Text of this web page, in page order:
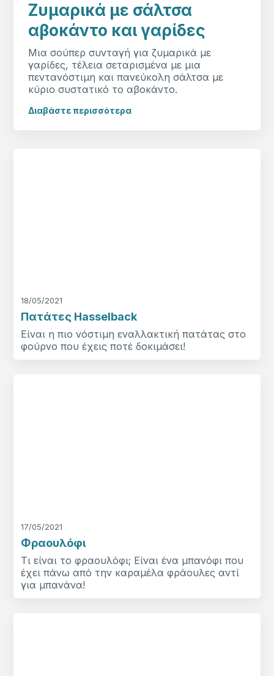
Ζυμαρικά με σάλτσα
αβοκάντο και γαρίδες
Μια σούπερ συνταγή για ζυμαρικά με
γαρίδες, τέλεια σεταρισμένα με μια
πεντανόστιμη και πανεύκολη σάλτσα με
κύριο συστατικό το αβοκάντο.
Διαβάστε περισσότερα
18/05/2021
Πατάτες Hasselback
Είναι η πιο νόστιμη εναλλακτική πατάτας στο
φούρνο που έχεις ποτέ δοκιμάσει!
17/05/2021
Φραουλόφι
Τι είναι το φραουλόφι; Είναι ένα μπανόφι που
έχει πάνω από την καραμέλα φράουλες αντί
για μπανάνα!